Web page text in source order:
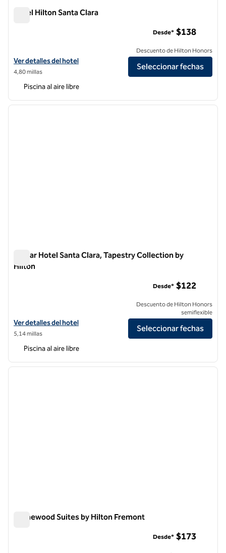
Hotel Hilton Santa Clara
Ver detalles del hotel Hilton Santa Clara
Ver detalles del hotel
4,80 millas
Desde* $138
Descuento de Hilton Honors
Seleccionar fechas
Piscina al aire libre
1 de 12
Avatar Hotel Santa Clara, Tapestry Collection by
Hilton
Ver detalles del hotel Avatar Hotel Santa Clara, Tapestry Collection
Ver detalles del hotel
5,14 millas
Desde* $122
Descuento de Hilton Honors
semiflexible
Seleccionar fechas
Piscina al aire libre
1 de 12
Homewood Suites by Hilton Fremont
Desde* $173